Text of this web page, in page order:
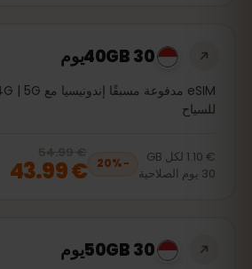
40GB 30يوم
للسياح
€ 1.10 لكل GB
30 يوم الصلاحية
−
20%
20% off, was
€ 43.99 € 54.99
€ 43.99
50GB 30يوم